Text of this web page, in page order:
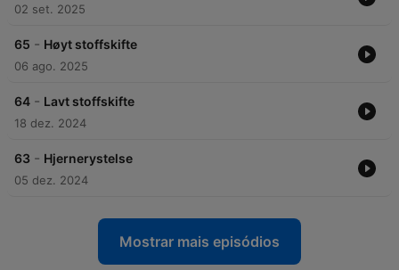
02 set. 2025
65 - Høyt stoffskifte
06 ago. 2025
64 - Lavt stoffskifte
18 dez. 2024
63 - Hjernerystelse
05 dez. 2024
Mostrar mais episódios